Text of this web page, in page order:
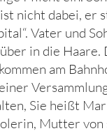
nicht dabei, er
Vater und
in die Haare.
am
Sie heißt
Mutter von